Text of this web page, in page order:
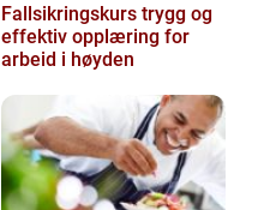
Fallsikringskurs trygg og
effektiv opplæring for
arbeid i høyden